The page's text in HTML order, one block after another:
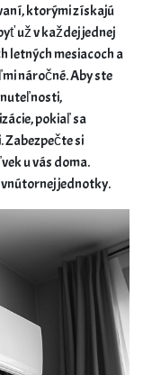
ktorými získajú
už v každej jednej
letných mesiacoch a
náročné. Aby ste
pokiaľ sa
Zabezpečte si
u vás doma.
jednotky.